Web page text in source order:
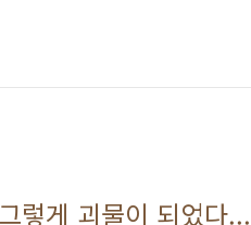
렇게 괴물이 되었다